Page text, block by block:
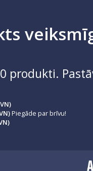
0 produkti.
Piegāde par brīvu!